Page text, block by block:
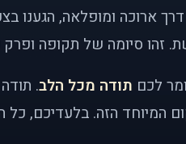
ארוכה ומופלאה, הגענו
זהו סיומה של תקופה ופרק
לכם תודה מכל הלב.
המיוחד הזה. בלעדיכם,